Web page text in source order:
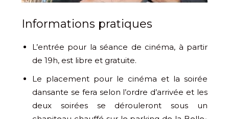
Informations pratiques
L’entrée pour la séance de cinéma, à partir
de 19h, est libre et gratuite.
Le placement pour le cinéma et la soirée
dansante se fera selon l’ordre d’arrivée et les
deux soirées se dérouleront sous un